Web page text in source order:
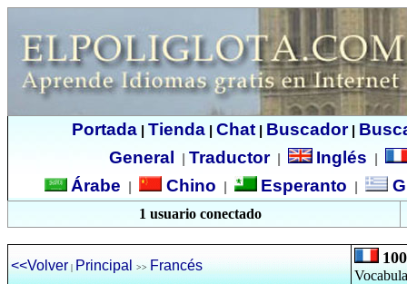
Portada| Tienda| Chat| Buscador|
General
Traductor| Inglés
Árabe Chino Esperanto
1 usuario conectado
<<Volver | Principal >> Francés